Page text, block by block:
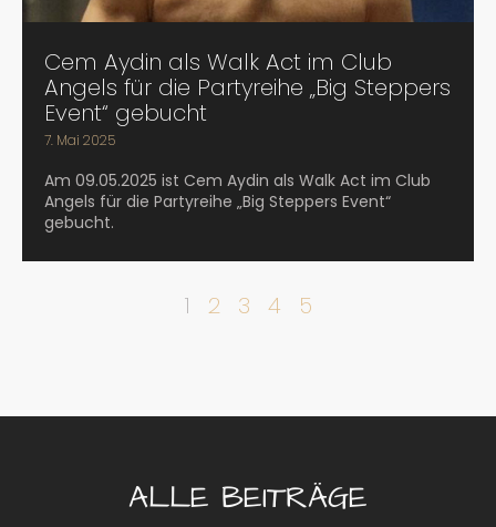
Cem Aydin als Walk Act im Club
Angels für die Partyreihe „Big Steppers
Event“ gebucht
7. Mai 2025
Am 09.05.2025 ist Cem Aydin als Walk Act im Club
Angels für die Partyreihe „Big Steppers Event“
gebucht.
1 2 3 4 5
ALLE BEITRÄGE